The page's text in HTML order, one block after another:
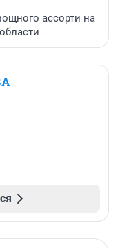
ассорти на